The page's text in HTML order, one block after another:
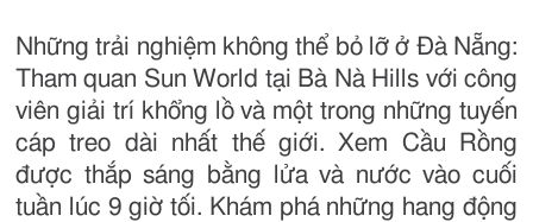
Những trải nghiệm không thể bỏ lỡ ở Đà Nẵng:
Tham quan Sun World tại Bà Nà Hills với công
viên giải trí khổng lồ và một trong những tuyến
cáp treo dài nhất thế giới. Xem Cầu Rồng
được thắp sáng bằng lửa và nước vào cuối
tuần lúc 9 giờ tối. Khám phá những hang động